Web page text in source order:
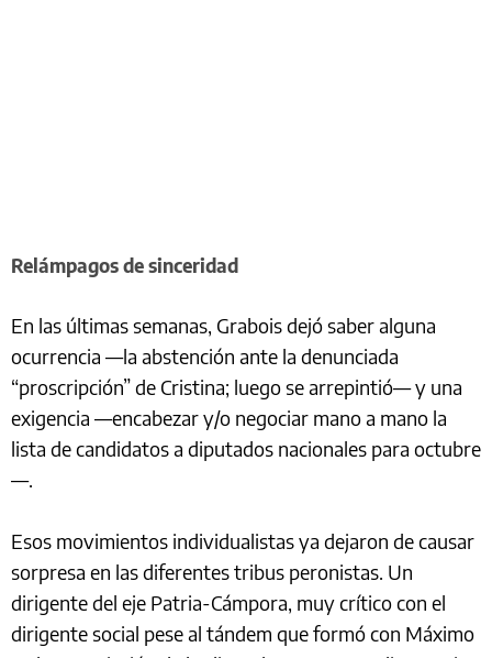
Relámpagos de sinceridad
En las últimas semanas, Grabois dejó saber alguna
ocurrencia —la abstención ante la denunciada
“proscripción” de Cristina; luego se arrepintió— y una
exigencia —encabezar y/o negociar mano a mano la
lista de candidatos a diputados nacionales para octubre
—.
Esos movimientos individualistas ya dejaron de causar
sorpresa en las diferentes tribus peronistas. Un
dirigente del eje Patria-Cámpora, muy crítico con el
dirigente social pese al tándem que formó con Máximo